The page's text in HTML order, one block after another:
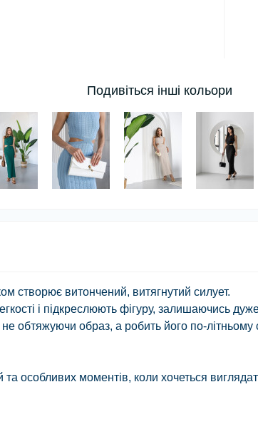
Подивіться інші кольори
створює витончений, витягнутий силует.
і підкреслюють фігуру, залишаючись
обтяжуючи образ, а робить його по-літньому
та особливих моментів, коли хочеться